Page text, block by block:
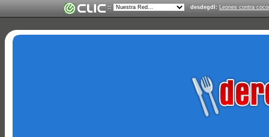
:: desdegdl: Leones contra